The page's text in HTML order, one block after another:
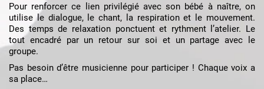
Pour renforcer ce lien privilégié avec son bébé à naître, on
utilise le dialogue, le chant, la respiration et le mouvement.
Des temps de relaxation ponctuent et rythment l’atelier. Le
tout encadré par un retour sur soi et un partage avec le
groupe.
Pas besoin d’être musicienne pour participer ! Chaque voix a
sa place…